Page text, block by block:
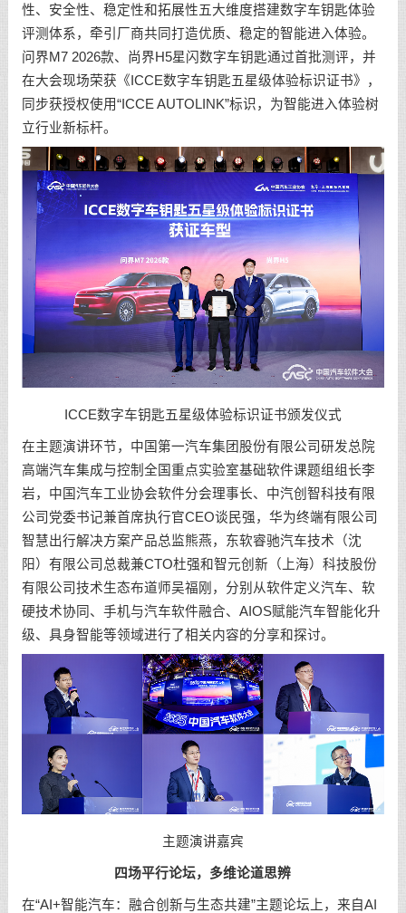
性、安全性、稳定性和拓展性五大维度搭建数字车钥匙体验
评测体系，牵引厂商共同打造优质、稳定的智能进入体验。
问界M7 2026款、尚界H5星闪数字车钥匙通过首批测评，并
在大会现场荣获《ICCE数字车钥匙五星级体验标识证书》，
同步获授权使用“ICCE AUTOLINK”标识，为智能进入体验树
立行业新标杆。
ICCE数字车钥匙五星级体验标识证书颁发仪式
在主题演讲环节，中国第一汽车集团股份有限公司研发总院
高端汽车集成与控制全国重点实验室基础软件课题组组长李
岩，中国汽车工业协会软件分会理事长、中汽创智科技有限
公司党委书记兼首席执行官CEO谈民强，华为终端有限公司
智慧出行解决方案产品总监熊燕，东软睿驰汽车技术（沈
阳）有限公司总裁兼CTO杜强和智元创新（上海）科技股份
有限公司技术生态布道师吴福刚，分别从软件定义汽车、软
硬技术协同、手机与汽车软件融合、AIOS赋能汽车智能化升
级、具身智能等领域进行了相关内容的分享和探讨。
主题演讲嘉宾
四场平行论坛，多维论道思辨
在“AI+智能汽车：融合创新与生态共建”主题论坛上，来自AI